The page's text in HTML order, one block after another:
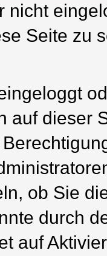
nicht
Seite zu
auf dieser
ob Sie
durch
auf